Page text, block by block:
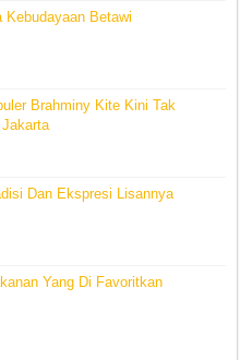
Betawi
Brahminy Kite Kini Tak
Dan Ekspresi Lisannya
Yang Di Favoritkan